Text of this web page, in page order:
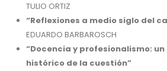
TULIO ORTIZ
“Reflexiones a medio siglo del
EDUARDO BARBAROSCH
“Docencia y profesionalismo:
histórico de la cuestión”